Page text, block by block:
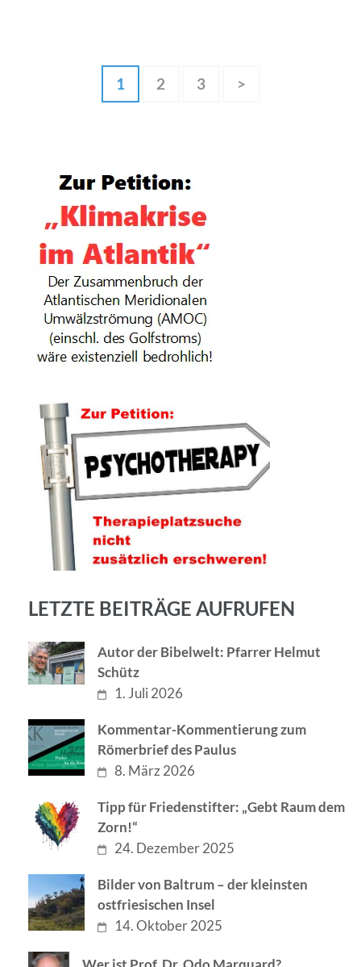
Seitennummerierung
Seite
1 Seite
2 Seite
3 >
LETZTE BEITRÄGE AUFRUFEN
Autor der Bibelwelt: Pfarrer Helmut
Schütz
1. Juli 2026
Kommentar-Kommentierung zum
Römerbrief des Paulus
8. März 2026
Tipp für Friedenstifter: „Gebt Raum dem
Zorn!“
24. Dezember 2025
Bilder von Baltrum – der kleinsten
ostfriesischen Insel
14. Oktober 2025